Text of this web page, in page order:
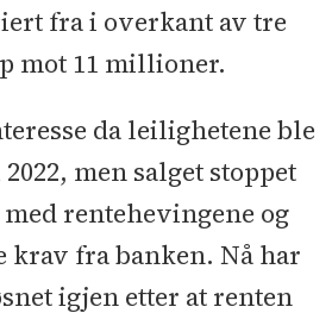
fra i overkant av tre
mot 11 millioner.
da leilighetene ble
men salget stoppet
med rentehevingene og
krav fra banken. Nå har
igjen etter at renten